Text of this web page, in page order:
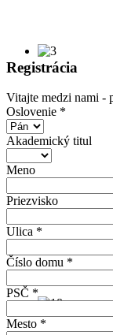
Registrácia
Vitajte medzi nami -
Oslovenie *
Akademický titul
Meno
Priezvisko
Ulica *
Číslo domu *
PSČ *
Mesto *